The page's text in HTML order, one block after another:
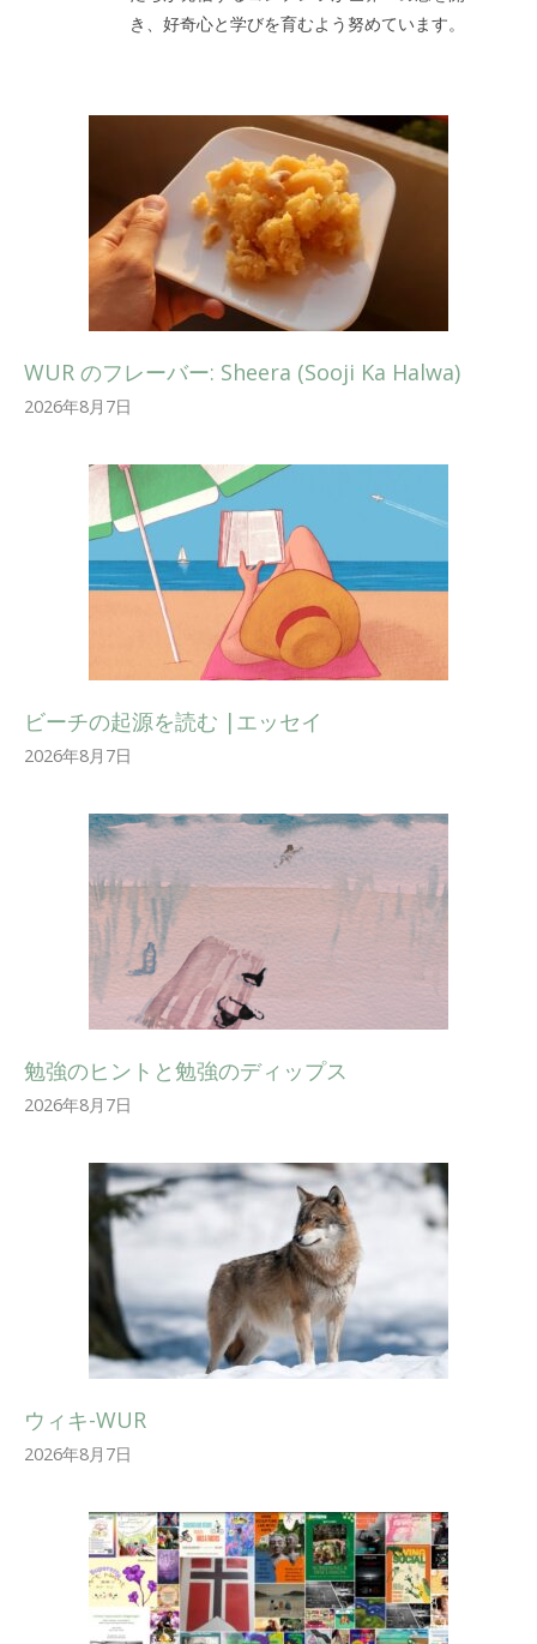
き、好奇心と学びを育むよう努めています。
WUR のフレーバー: Sheera (Sooji Ka Halwa)
2026年8月7日
ビーチの起源を読む |エッセイ
2026年8月7日
勉強のヒントと勉強のディップス
2026年8月7日
ウィキ-WUR
2026年8月7日